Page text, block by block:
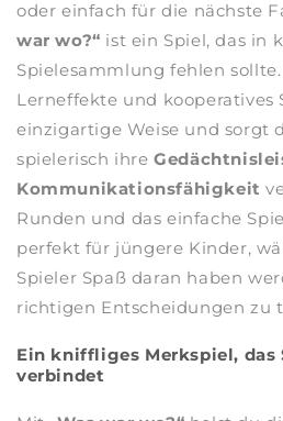
oder einfach für die nächste
war wo?“ ist ein Spiel, das in
Spielesammlung fehlen
Lerneffekte und kooperatives
einzigartige Weise und sorgt
spielerisch ihre
Kommunikationsfähigkeit
Runden und das einfache
perfekt für jüngere Kinder,
Spieler Spaß daran haben
richtigen Entscheidungen zu
Ein kniffliges Merkspiel, das
verbindet